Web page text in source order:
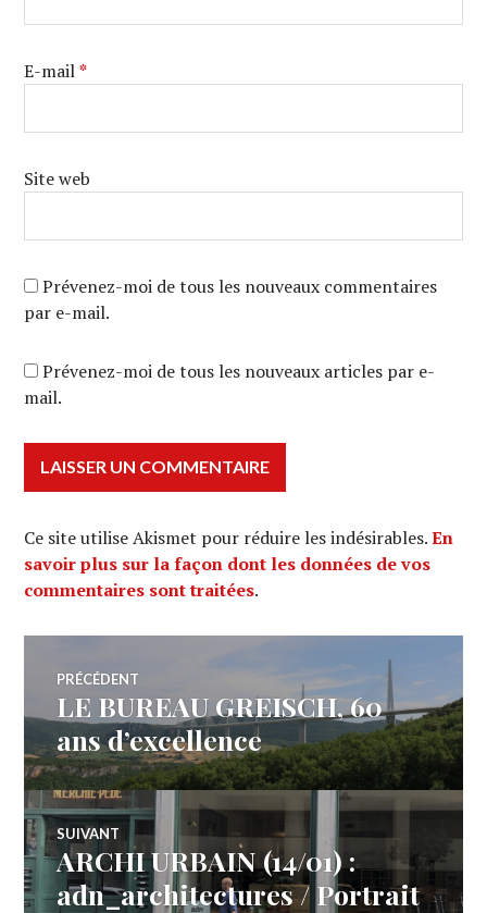
E-mail*
Site web
Prévenez-moi de tous les nouveaux commentaires
par e-mail.
Prévenez-moi de tous les nouveaux articles par e-
mail.
Ce site utilise Akismet pour réduire les indésirables.En
savoir plus sur la façon dont les données de vos
commentaires sont traitées.
Navigation
de
l’article
PRÉCÉDENT
Article
précédent :
LE BUREAU GREISCH, 60
ans d’excellence
SUIVANT
Article
Suivant:
ARCHI URBAIN (14/01) :
adn_architectures / Portrait